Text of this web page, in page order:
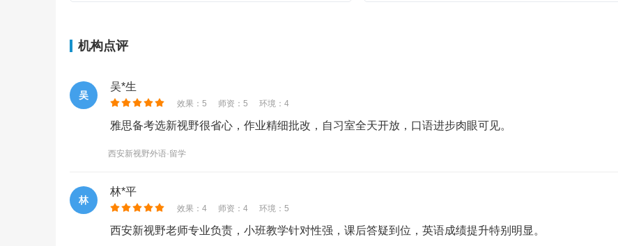
机构点评
吴
吴*生
效果：5 师资：5 环境：4
雅思备考选新视野很省心，作业精细批改，自习室全天开放，口语进步肉眼可见。
西安新视野外语·留学
林
林*平
效果：4 师资：4 环境：5
西安新视野老师专业负责，小班教学针对性强，课后答疑到位，英语成绩提升特别明显。